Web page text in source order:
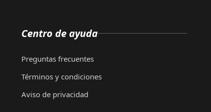
Centro de ayuda
Preguntas frecuentes
Términos y condiciones
Aviso de privacidad